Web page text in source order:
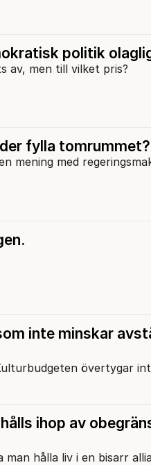
politik
av, men till vilket pris?
fylla tomrummet?
mening med
inte minskar
övertygar
ihop av
hålla liv i en bisarr